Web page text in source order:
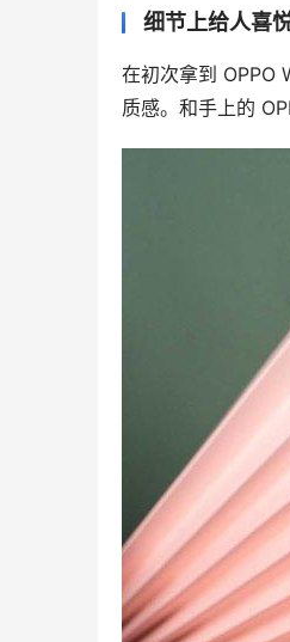
细节上给人喜
在初次拿到 OPPO
质感。和手上的